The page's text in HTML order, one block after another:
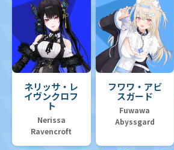
ネリッサ・レ
イヴンクロフ
ト
Nerissa
Ravencroft
フワワ・アビ
スガード
Fuwawa
Abyssgard